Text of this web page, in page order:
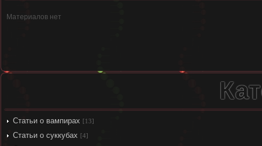
Материалов нет
Статьи о вампирах [13]
Статьи о суккубах [4]